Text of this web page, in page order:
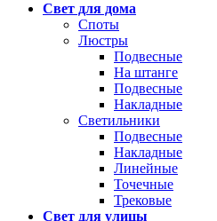
Свет для дома
Споты
Люстры
Подвесные
На штанге
Подвесные
Накладные
Светильники
Подвесные
Накладные
Линейные
Точечные
Трековые
Свет для улицы